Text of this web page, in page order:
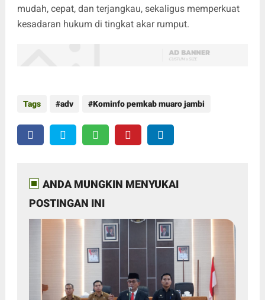
mudah, cepat, dan terjangkau, sekaligus memperkuat
kesadaran hukum di tingkat akar rumput.
Tags adv Kominfo pemkab muaro jambi
ANDA MUNGKIN MENYUKAI
POSTINGAN INI